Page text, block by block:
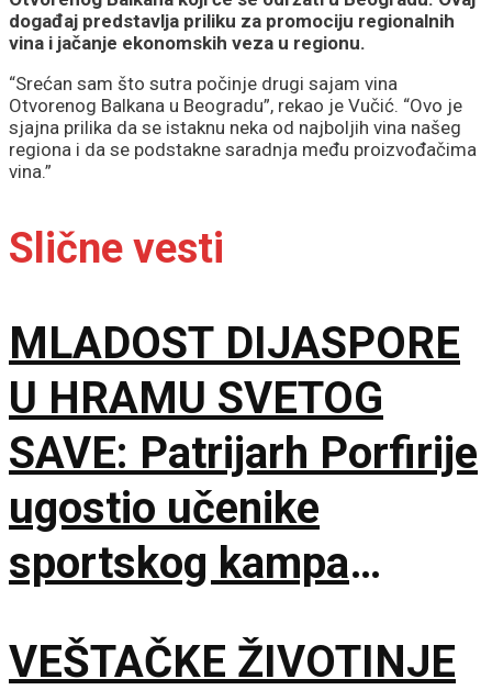
događaj predstavlja priliku za promociju regionalnih
vina i jačanje ekonomskih veza u regionu.
“Srećan sam što sutra počinje drugi sajam vina
Otvorenog Balkana u Beogradu”, rekao je Vučić. “Ovo je
sjajna prilika da se istaknu neka od najboljih vina našeg
regiona i da se podstakne saradnja među proizvođačima
vina.”
Slične vesti
MLADOST DIJASPORE
U HRAMU SVETOG
SAVE: Patrijarh Porfirije
ugostio učenike
sportskog kampa
VEŠTAČKE ŽIVOTINJE